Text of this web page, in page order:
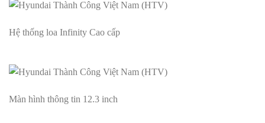
Hệ thống loa Infinity Cao cấp
Màn hình thông tin 12.3 inch